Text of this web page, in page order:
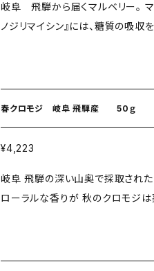
岐阜 飛騨から届くマルベリー。
ノジリマイシン』には、糖質の吸
能ハーブ。 ＜飲み方のポイント＞ ティスプーン1杯程をお湯に溶かして
では糖質オフ効果が発揮されないです。ご注
が目安です。 ＜美白作用を活かす＞ 肌に栄養を与え、色素沈着を予防
するので、パックにもお使いいただくと良いです。
春クロモジ 岐阜 飛騨産 50ｇ
¥4,223
岐阜 飛騨の深い山奥で採取されたクロモジの
ローラルな香りが 秋のクロモジは薬草